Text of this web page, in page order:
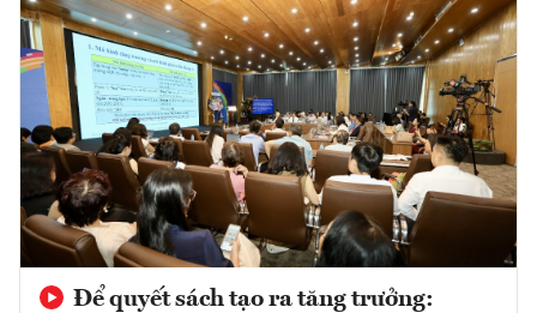
Để quyết sách tạo ra tăng trưởng: